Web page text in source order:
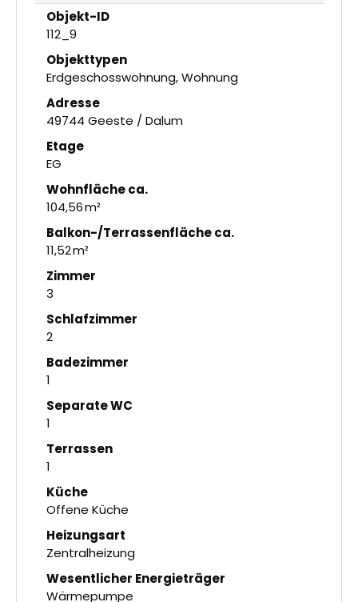
Objekt-ID
112_9
Objekttypen
Erdgeschosswohnung, Wohnung
Adresse
49744 Geeste / Dalum
Etage
EG
Wohnfläche ca.
104,56 m²
Balkon-/Terrassen­fläche ca.
11,52 m²
Zimmer
3
Schlafzimmer
2
Badezimmer
1
Separate WC
1
Terrassen
1
Küche
Offene Küche
Heizungsart
Zentralheizung
Wesentlicher Energieträger
Wärmepumpe